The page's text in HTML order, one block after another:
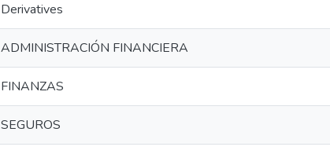
Derivatives
ADMINISTRACIÓN FINANCIERA
FINANZAS
SEGUROS